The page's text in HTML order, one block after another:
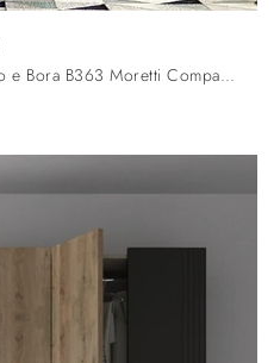
Cerchi un guardaroba Libeccio e Bora B363 Moretti Compact Giorno Notte? Clicca subito! Gli armadi a muro con ante battenti ti attendono.